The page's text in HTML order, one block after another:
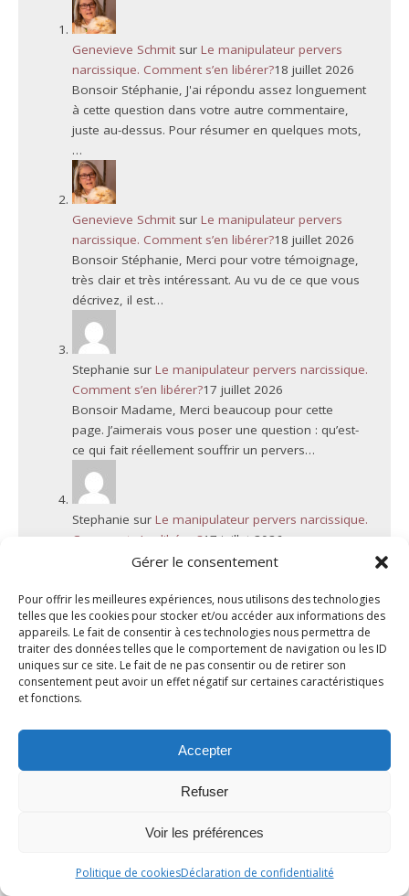
Gérer le consentement
Pour offrir les meilleures expériences, nous utilisons des technologies
telles que les cookies pour stocker et/ou accéder aux informations des
appareils. Le fait de consentir à ces technologies nous permettra de
traiter des données telles que le comportement de navigation ou les ID
uniques sur ce site. Le fait de ne pas consentir ou de retirer son
consentement peut avoir un effet négatif sur certaines caractéristiques
et fonctions.
Accepter
Refuser
Voir les préférences
Politique de cookiesDéclaration de confidentialité
Genevieve Schmitsur Le manipulateur pervers
narcissique. Comment s’en libérer?18 juillet 2026
Bonsoir Stéphanie, J'ai répondu assez longuement
à cette question dans votre autre commentaire,
juste au-dessus. Pour résumer en quelques mots,
…
Genevieve Schmitsur Le manipulateur pervers
narcissique. Comment s’en libérer?18 juillet 2026
Bonsoir Stéphanie, Merci pour votre témoignage,
très clair et très intéressant. Au vu de ce que vous
décrivez, il est…
Stephanie sur Le manipulateur pervers narcissique.
Comment s’en libérer?17 juillet 2026
Bonsoir Madame, Merci beaucoup pour cette
page. J’aimerais vous poser une question : qu’est-
ce qui fait réellement souffrir un pervers…
Stephanie sur Le manipulateur pervers narcissique.
Comment s’en libérer?17 juillet 2026
Qu'est ce qui fait mal à un pervers narcissique ?
? qu'est…
Genevieve SchmitsurDeuil Blanc : Rupture et
Résilience6 juillet 2026
que je rencontre malheureusement assez souvent.
Lorsqu'un enfant adulte rompt brutalement le…